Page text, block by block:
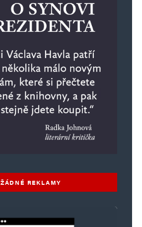
ŽÁDNÉ REKLAMY